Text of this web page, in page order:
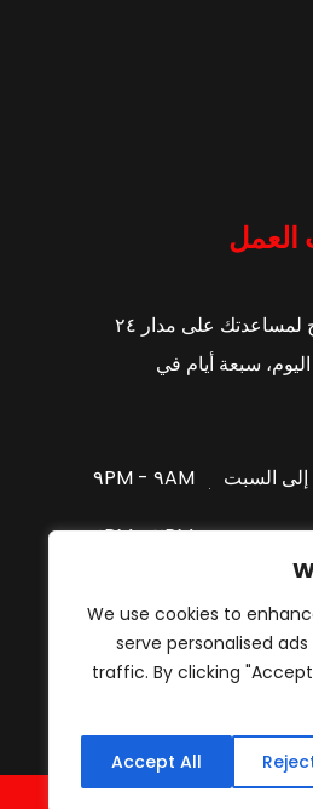
We use cookies to
serve personalised
traffic. By clicking
Accept All
دعمنا متاح لمساعدتك على مدار ٢٤
سبعة أيام في
إلى السبت ٩AM - ٩PM
٢PM - ٤PM
Privacy Policy